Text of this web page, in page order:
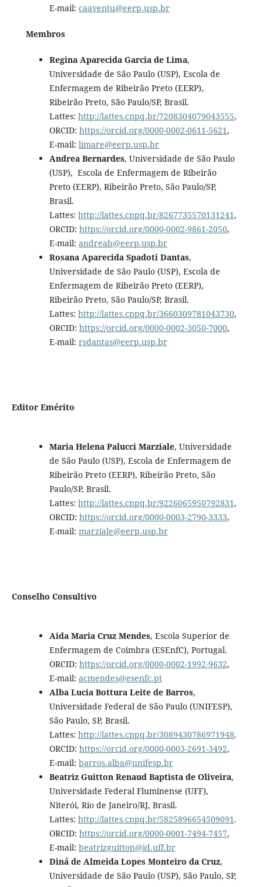
E-mail: caaventu@eerp.usp.br
Membros
Regina Aparecida Garcia de Lima,
Universidade de São Paulo (USP), Escola de
Enfermagem de Ribeirão Preto (EERP),
Ribeirão Preto, São Paulo/SP, Brasil.
Lattes: http://lattes.cnpq.br/7208304079043555,
ORCID: https://orcid.org/0000-0002-0611-5621,
E-mail: limare@eerp.usp.br
Andrea Bernardes, Universidade de São Paulo
(USP), Escola de Enfermagem de Ribeirão
Preto (EERP), Ribeirão Preto, São Paulo/SP,
Brasil.
Lattes: http://lattes.cnpq.br/8267735570131241,
ORCID: https://orcid.org/0000-0002-9861-2050,
E-mail: andreab@eerp.usp.br
Rosana Aparecida Spadoti Dantas,
Universidade de São Paulo (USP), Escola de
Enfermagem de Ribeirão Preto (EERP),
Ribeirão Preto, São Paulo/SP, Brasil.
Lattes: http://lattes.cnpq.br/3660309781043730,
ORCID: https://orcid.org/0000-0002-3050-7000,
E-mail: rsdantas@eerp.usp.br
Editor Emérito
Maria Helena Palucci Marziale, Universidade
de São Paulo (USP), Escola de Enfermagem de
Ribeirão Preto (EERP), Ribeirão Preto, São
Paulo/SP, Brasil.
Lattes: http://lattes.cnpq.br/9226065950792831,
ORCID: https://orcid.org/0000-0003-2790-3333,
E-mail: marziale@eerp.usp.br
Conselho Consultivo
Aida Maria Cruz Mendes, Escola Superior de
Enfermagem de Coimbra (ESEnfC), Portugal.
ORCID: https://orcid.org/0000-0002-1992-9632,
E-mail: acmendes@esenfc.pt
Alba Lucia Bottura Leite de Barros,
Universidade Federal de São Paulo (UNIFESP),
São Paulo, SP, Brasil.
Lattes: http://lattes.cnpq.br/3089430786971948.
ORCID: https://orcid.org/0000-0003-2691-3492,
E-mail: barros.alba@unifesp.br
Beatriz Guitton Renaud Baptista de Oliveira,
Universidade Federal Fluminense (UFF),
Niterói, Rio de Janeiro/RJ, Brasil.
Lattes: http://lattes.cnpq.br/5825896654509091.
ORCID: https://orcid.org/0000-0001-7494-7457,
E-mail: beatrizguitton@id.uff.br
Diná de Almeida Lopes Monteiro da Cruz,
Universidade de São Paulo (USP), São Paulo, SP,